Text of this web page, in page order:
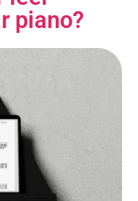
piano?